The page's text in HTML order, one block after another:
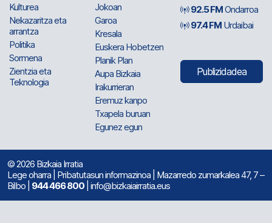
Kulturea
Nekazaritza eta
arrantza
Politika
Sormena
Zientzia eta
Teknologia
Jokoan
Garoa
Kresala
Euskera Hobetzen
Planik Plan
Aupa Bizkaia
Irakurrieran
Eremuz kanpo
Txapela buruan
Egunez egun
92.5 FMOndarroa
97.4 FM Urdaibai
Publizidadea
© 2026 Bizkaia Irratia
Lege oharra Pribatutasun informazinoa | Mazarredo zumarkalea 47, 7 –
Bilbo | 944 466 800 | info@bizkaiairratia.eus